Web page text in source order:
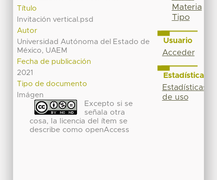
Título
Invitación vertical.psd
Autor
Universidad Autónoma del Estado de
México, UAEM
Fecha de publicación
2021
Tipo de documento
Imágen
Excepto si se
señala otra
cosa, la licencia del ítem se
describe como openAccess
Materia
Tipo
Usuario
Acceder
Estadísticas
Estadísticas
de uso